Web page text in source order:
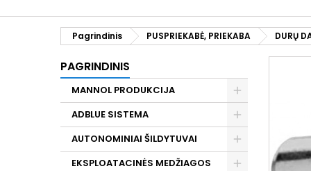
Pagrindinis PUSPRIEKABĖ, PRIEKABA DURŲ
PAGRINDINIS
MANNOL PRODUKCIJA
ADBLUE SISTEMA
AUTONOMINIAI ŠILDYTUVAI
EKSPLOATACINĖS MEDŽIAGOS